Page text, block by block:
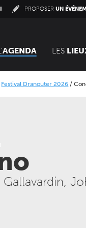
PROPOSERUN
AGENDA LES
Dranouter 2026/Concerts